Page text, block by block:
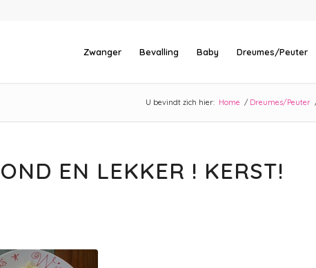
Zwanger Bevalling Baby Dreumes/Peuter
U bevindt zich hier: Home / Dreumes/Peuter
EN LEKKER ! KERST!